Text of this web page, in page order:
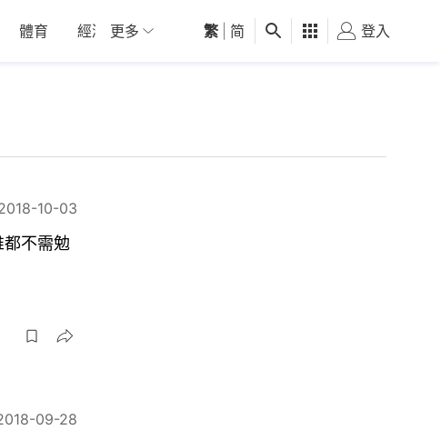
體育 經濟 01深圳 觀點 健康 好食玩飛
更多 繁 简 登入
10-03
不需勉
09-28